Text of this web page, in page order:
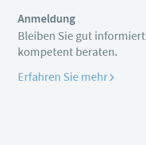
Anmeldung
Bleiben Sie gut
kompetent beraten.
Erfahren Sie mehr